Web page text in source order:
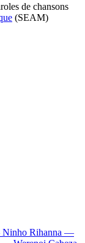
de chansons
(SEAM)
Ninho Rihanna —